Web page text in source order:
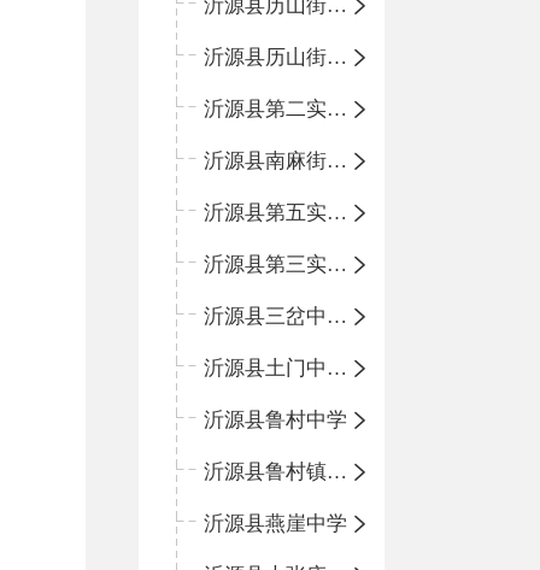
沂源县历山街道办事处荆山路小学
沂源县历山街道办事处鲁山路小学
沂源县第二实验中学
沂源县南麻街道办事处中心小学
沂源县第五实验小学
沂源县第三实验小学
沂源县三岔中心学校
沂源县土门中心学校
沂源县鲁村中学
沂源县鲁村镇中心小学
沂源县燕崖中学